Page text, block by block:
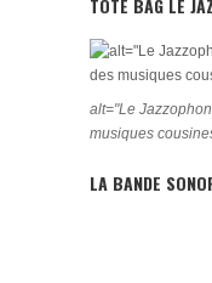
TOTE BAG LE
alt="Le
musiques
LA BANDE